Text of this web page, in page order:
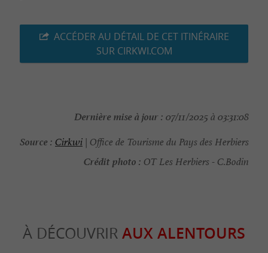
ACCÉDER AU DÉTAIL DE CET ITINÉRAIRE
SUR CIRKWI.COM
Dernière mise à jour : 07/11/2025 à 03:31:08
Source : Cirkwi | Office de Tourisme du Pays des Herbiers
Crédit photo : OT Les Herbiers - C.Bodin
À DÉCOUVRIR AUX ALENTOURS